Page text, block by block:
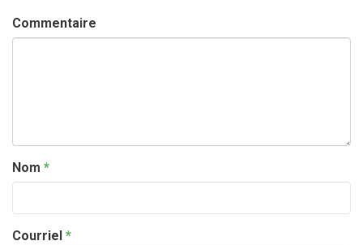
Commentaire
Nom *
Courriel *